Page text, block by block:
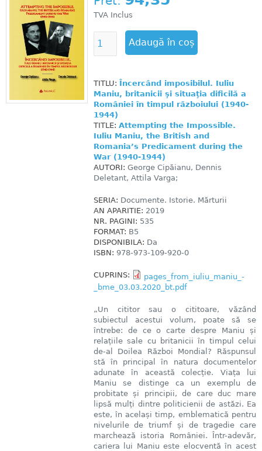
TVA Inclus
TITLU: Încercând imposibilul. Iuliu
Maniu, britanicii şi situaţia dificilă a
României în timpul războiului (1940-
1944)
TITLE: Attempting the Impossible.
Iuliu Maniu, the British and
Romania’s Predicament during the
War (1940-1944)
AUTORI: George Cipăianu, Dennis
Deletant, Attila Varga;
SERIA: Documente. Istorie. Mărturii
AN APARITIE: 2019
NR. PAGINI: 535
FORMAT: B5
DISPONIBILA: Da
ISBN: 978-973-109-920-0
CUPRINS:
pages_from_iuliu_maniu_-
_bme_03.03.2020_bt.pdf
„Un cititor sau o cititoare, văzând
subiectul acestui volum, poate să se
întrebe: de ce o carte despre Maniu și
relațiile sale cu britanicii în timpul celui
de-al Doilea Război Mondial? Răspunsul
stă în principal în natura documentelor
adunate în această colecție. Viața lui
Maniu se distinge ca un exemplu de
probitate și principii, de care duc mare
lipsă mulți dintre politicienii de astăzi. Ea
este, în același timp, emblematică pentru
nivelurile de triumf și de tragedie care
marchează istoria României. Într-adevăr,
cariera lui Maniu este elocventă în acest